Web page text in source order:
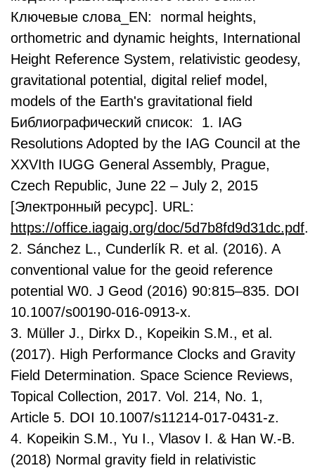
Ключевые слова_EN: normal heights,
orthometric and dynamic heights, International
Height Reference System, relativistic geodesy,
gravitational potential, digital relief model,
models of the Earth's gravitational field
Библиографический список: 1. IAG
Resolutions Adopted by the IAG Council at the
XXVIth IUGG General Assembly, Prague,
Czech Republic, June 22 – July 2, 2015
[Электронный ресурс]. URL:
https://office.iagaig.org/doc/5d7b8fd9d31dc.pdf.
2. Sánchez L., Cunderlík R. et al. (2016). A
conventional value for the geoid reference
potential W0. J Geod (2016) 90:815–835. DOI
10.1007/s00190-016-0913-x.
3. Müller J., Dirkx D., Kopeikin S.M., et al.
(2017). High Performance Clocks and Gravity
Field Determination. Space Science Reviews,
Topical Collection, 2017. Vol. 214, No. 1,
Article 5. DOI 10.1007/s11214-017-0431-z.
4. Kopeikin S.M., Yu I., Vlasov I. & Han W.-B.
(2018) Normal gravity field in relativistic